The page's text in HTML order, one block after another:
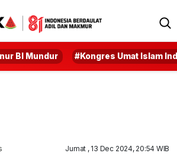
BI Mundur #Kongres Umat Islam
Jumat , 13 Dec 2024, 20:54 WIB